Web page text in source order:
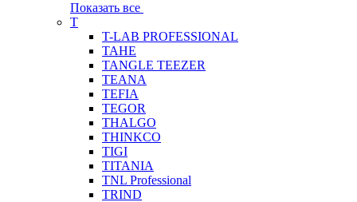
Показать все
T
T-LAB PROFESSIONAL
TAHE
TANGLE TEEZER
TEANA
TEFIA
TEGOR
THALGO
THINKCO
TIGI
TITANIA
TNL Professional
TRIND